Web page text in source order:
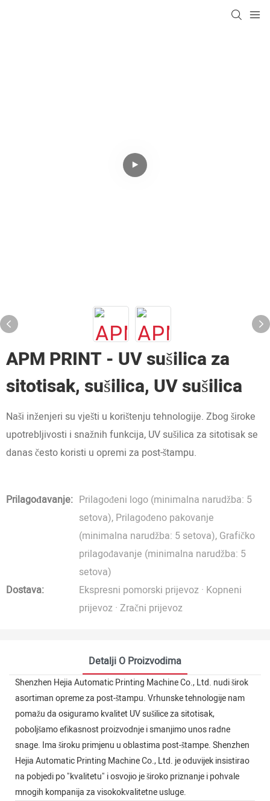
APM PRINT - UV sušilica za
sitotisak, sušilica, UV sušilica
Naši inženjeri su vješti u korištenju tehnologije. Zbog široke
upotrebljivosti i snažnih funkcija, UV sušilica za sitotisak se
danas često koristi u opremi za post-štampu.
Prilagođavanje: Prilagođeni logo (minimalna narudžba: 5
setova), Prilagođeno pakovanje
(minimalna narudžba: 5 setova), Grafičko
prilagođavanje (minimalna narudžba: 5
setova)
Dostava:
Ekspresni pomorski prijevoz · Kopneni
prijevoz · Zračni prijevoz
Detalji O Proizvodima
Shenzhen Hejia Automatic Printing Machine Co., Ltd. nudi širok
asortiman opreme za post-štampu. Vrhunske tehnologije nam
pomažu da osiguramo kvalitet UV sušilice za sitotisak,
poboljšamo efikasnost proizvodnje i smanjimo unos radne
snage. Ima široku primjenu u oblastima post-štampe. Shenzhen
Hejia Automatic Printing Machine Co., Ltd. je oduvijek insistirao
na pobjedi po "kvalitetu" i osvojio je široko priznanje i pohvale
mnogih kompanija za visokokvalitetne usluge.